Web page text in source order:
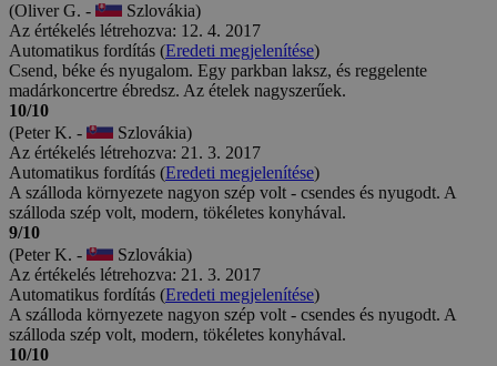
(Oliver G. -
Szlovákia)
Az értékelés létrehozva: 12. 4. 2017
Automatikus fordítás (Eredeti megjelenítése)
Csend, béke és nyugalom. Egy parkban laksz, és reggelente
madárkoncertre ébredsz. Az ételek nagyszerűek.
10/10
(Peter K. -
Szlovákia)
Az értékelés létrehozva: 21. 3. 2017
Automatikus fordítás (Eredeti megjelenítése)
A szálloda környezete nagyon szép volt - csendes és nyugodt. A
szálloda szép volt, modern, tökéletes konyhával.
9/10
(Peter K. -
Szlovákia)
Az értékelés létrehozva: 21. 3. 2017
Automatikus fordítás (Eredeti megjelenítése)
A szálloda környezete nagyon szép volt - csendes és nyugodt. A
szálloda szép volt, modern, tökéletes konyhával.
10/10